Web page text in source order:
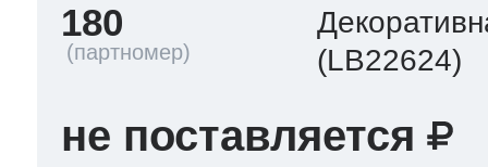
180
(LB22624)
не поставляется